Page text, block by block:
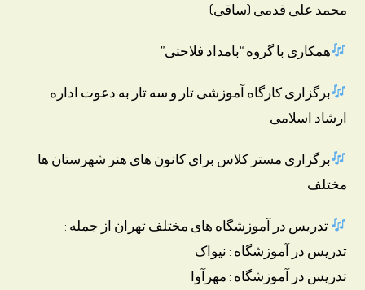
محمد علی قدمی (ساقی)
همکاری با گروه “بامداد فلاحتی”
برگزاری کارگاه آموزشی تار و سه تار به دعوت اداره
ارشاد اسلامی
برگزاری مستر کلاس برای کانون های هنر شهرستان ها
مختلف
تدریس در آموزشگاه های مختلف تهران از جمله :
تدریس در آموزشگاه : نیواک
تدریس در آموزشگاه : مهرآوا